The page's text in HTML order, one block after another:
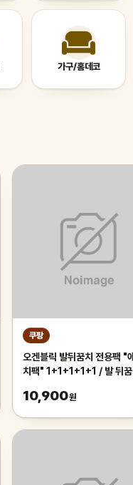
가구/홈데코
쿠팡
오겐블릭 발뒤꿈치 전용팩 "
치팩" 1+1+1+1+1 / 발 뒤꿈
10,900원